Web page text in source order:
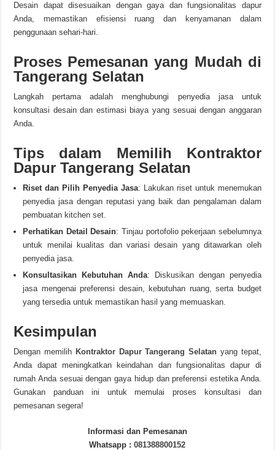
Desain dapat disesuaikan dengan gaya dan fungsionalitas dapur
Anda, memastikan efisiensi ruang dan kenyamanan dalam
penggunaan sehari-hari.
Proses Pemesanan yang Mudah di
Tangerang Selatan
Langkah pertama adalah menghubungi penyedia jasa untuk
konsultasi desain dan estimasi biaya yang sesuai dengan anggaran
Anda.
Tips dalam Memilih Kontraktor
Dapur Tangerang Selatan
Riset dan Pilih Penyedia Jasa: Lakukan riset untuk menemukan
penyedia jasa dengan reputasi yang baik dan pengalaman dalam
pembuatan kitchen set.
Perhatikan Detail Desain: Tinjau portofolio pekerjaan sebelumnya
untuk menilai kualitas dan variasi desain yang ditawarkan oleh
penyedia jasa.
Konsultasikan Kebutuhan Anda: Diskusikan dengan penyedia
jasa mengenai preferensi desain, kebutuhan ruang, serta budget
yang tersedia untuk memastikan hasil yang memuaskan.
Kesimpulan
Dengan memilih Kontraktor Dapur Tangerang Selatan yang tepat,
Anda dapat meningkatkan keindahan dan fungsionalitas dapur di
rumah Anda sesuai dengan gaya hidup dan preferensi estetika Anda.
Gunakan panduan ini untuk memulai proses konsultasi dan
pemesanan segera!
Informasi dan Pemesanan
Whatsapp :081388800152